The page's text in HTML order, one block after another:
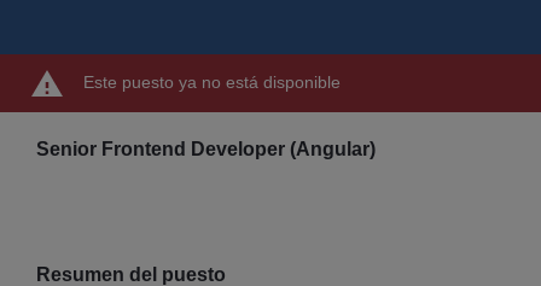
Este puesto ya no está disponible
Senior Frontend Developer (Angular)
Resumen del puesto